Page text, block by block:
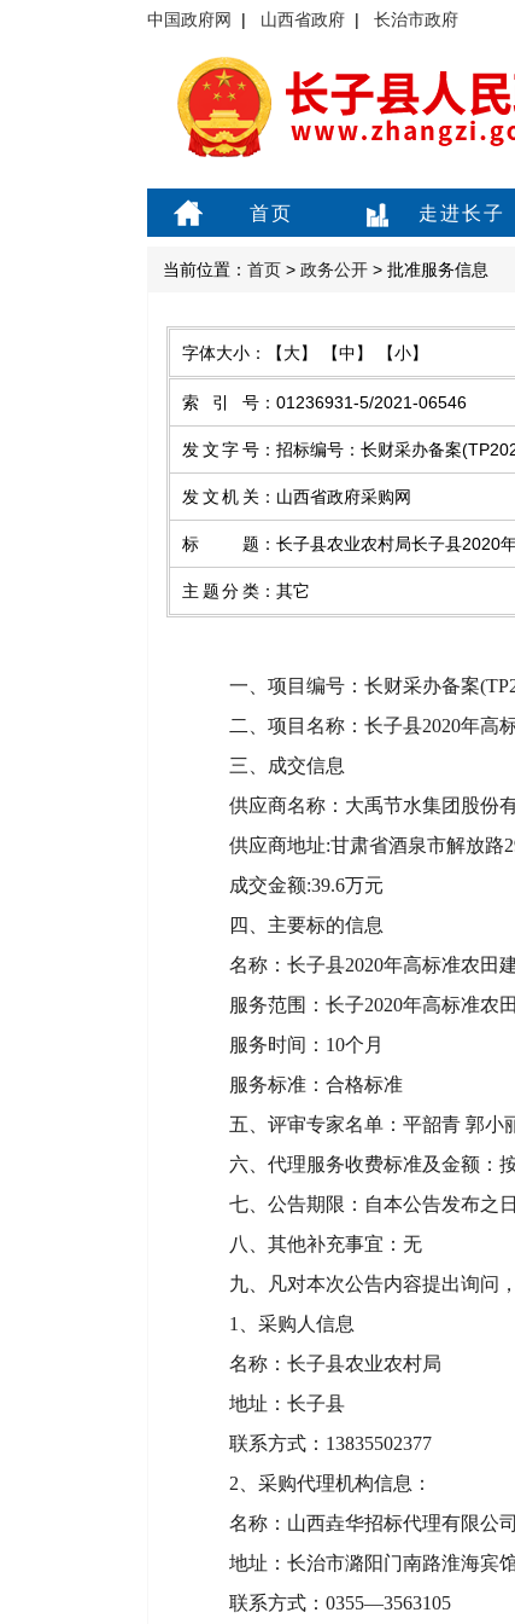
中国政府网 | 山西省政府 | 长治市政府
首页 走进长子
当前位置： 首页 > 政务公开 > 批准服务信息
字体大小： 【大】 【中】 【小】
索引号 ： 01236931-5/2021-06546
发文字号 ： 招标编号：长财采办备案
发文机关 ： 山西省政府采购网
标题 ： 长子县农业农村局长子县2020
主题分类 ： 其它
一、 项目编号：长财采办备案
二、项目名称：长子县2020年高
三、成交信息
供应商名称：大禹节水集团股份
供应商地址:甘肃省酒泉市解放路
成交金额:39.6万元
四、主要标的信息
名称：长子县2020年高标准农田
服务范围：长子2020年高标准农
服务时间：10个月
服务标准：合格标准
五、评审专家名单：平韶青 郭小
六、代理服务收费标准及金额：
七、公告期限：自本公告发布之
八、其他补充事宜：无
九、凡对本次公告内容提出询问
1、采购人信息
名称：长子县农业农村局
地址：长子县
联系方式：13835502377
2、 采购代理机构信息：
名称：山西垚华招标代理有限公司
地址：长治市潞阳门南路淮海宾
联系方式：0355—3563105